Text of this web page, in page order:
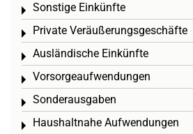
Sonstige Einkünfte
Toggle menu
Private Veräußerungsgeschäfte
Toggle menu
Ausländische Einkünfte
Toggle menu
Vorsorgeaufwendungen
Toggle menu
Sonderausgaben
Toggle menu
Haushaltnahe Aufwendungen
Toggle menu